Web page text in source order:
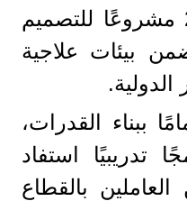
وراجعت واعتمدت 20 مشروعًا للتصميم
بيئات علاجية
ببناء القدرات،
18 برنامجًا تدريبيًا استفاد
من العاملين بالقطاع